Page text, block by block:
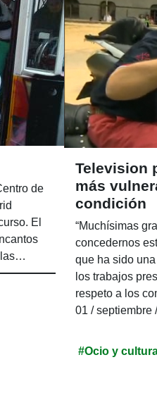
de
El
luso
Television
más
condición
“Muchísimas
concedernos
que ha sido
los trabajos
respeto a los
honor para el
más
premio se
01 / septiembre
#Ocio y